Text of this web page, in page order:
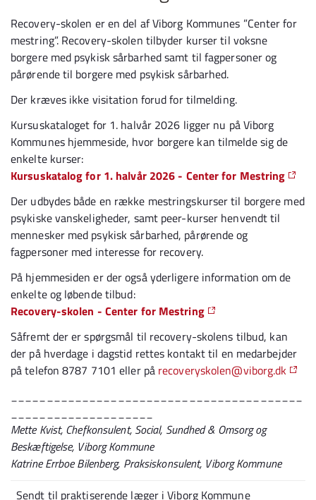
Recovery-skolen er en del af Viborg Kommunes ”Center for
mestring”. Recovery-skolen tilbyder kurser til voksne
borgere med psykisk sårbarhed samt til fagpersoner og
pårørende til borgere med psykisk sårbarhed.
Der kræves ikke visitation forud for tilmelding.
Kursuskataloget for 1. halvår 2026 ligger nu på Viborg
Kommunes hjemmeside, hvor borgere kan tilmelde sig de
enkelte kurser:
Kursuskatalog for 1. halvår 2026 - Center for Mestring
Der udbydes både en række mestringskurser til borgere med
psykiske vanskeligheder, samt peer-kurser henvendt til
mennesker med psykisk sårbarhed, pårørende og
fagpersoner med interesse for recovery.
På hjemmesiden er der også yderligere information om de
enkelte og løbende tilbud:
Recovery-skolen - Center for Mestring
Såfremt der er spørgsmål til recovery-skolens tilbud, kan
der på hverdage i dagstid rettes kontakt til en medarbejder
på telefon 8787 7101 eller på recoveryskolen@viborg.dk
Mette Kvist, Chefkonsulent, Social, Sundhed & Omsorg og
Beskæftigelse, Viborg Kommune
Katrine Errboe Bilenberg, Praksiskonsulent, Viborg Kommune
Sendt til praktiserende læger i Viborg Kommune